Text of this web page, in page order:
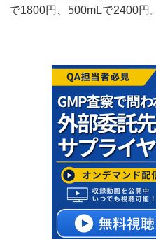
で1800円、500mLで2400円。